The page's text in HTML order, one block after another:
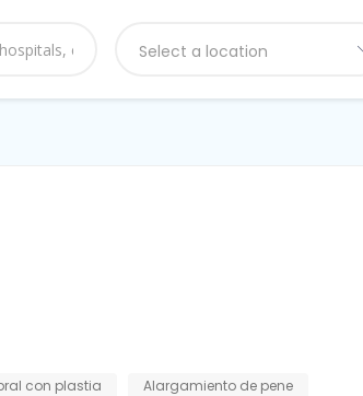
Select a location
con plastia
Alargamiento de pene